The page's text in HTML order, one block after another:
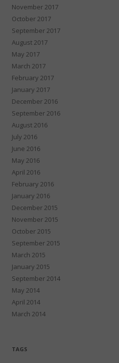
November 2017
October 2017
September 2017
August 2017
May 2017
March 2017
February 2017
January 2017
December 2016
September 2016
August 2016
July 2016
June 2016
May 2016
April 2016
February 2016
January 2016
December 2015
November 2015
October 2015
September 2015
March 2015
January 2015
September 2014
May 2014
April 2014
March 2014
TAGS